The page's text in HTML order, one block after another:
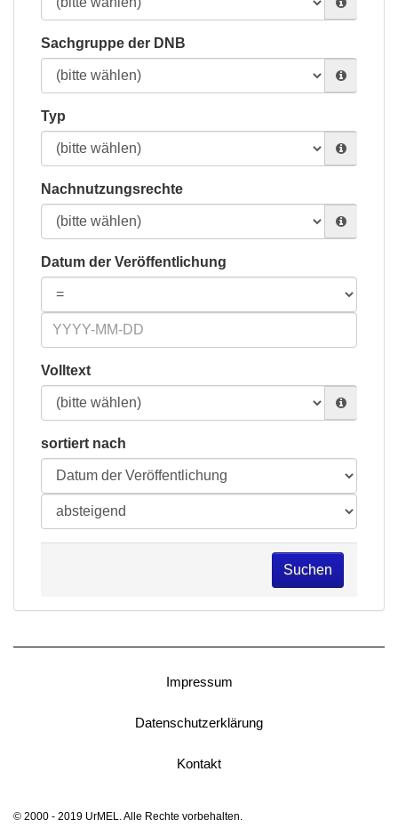
Sachgruppe der DNB
Typ
Nachnutzungsrechte
Datum der Veröffentlichung
Volltext
sortiert nach
Suchen
Impressum
Datenschutzerklärung
Kontakt
© 2000 - 2019 UrMEL. Alle Rechte vorbehalten.